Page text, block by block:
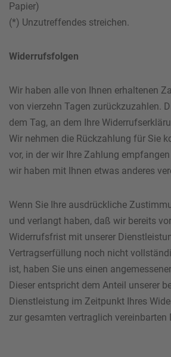
Papier)
(*) Unzutreffendes streichen.
Widerrufsfolgen
Wir haben alle von Ihnen erhaltenen
von vierzehn Tagen zurückzuzahlen.
dem Tag, an dem Ihre
Wir nehmen die Rückzahlung für Sie
vor, in der wir Ihre Zahlung
wir haben mit Ihnen etwas anderes
Wenn Sie Ihre ausdrückliche
und verlangt haben, daß wir bereits
Widerrufsfrist mit unserer
Vertragserfüllung noch nicht
ist, haben Sie uns einen
Dieser entspricht dem Anteil unserer
Dienstleistung im Zeitpunkt Ihres
zur gesamten vertraglich vereinbarten